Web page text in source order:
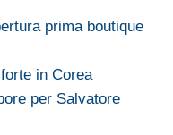
prima boutique
in Corea
per Salvatore